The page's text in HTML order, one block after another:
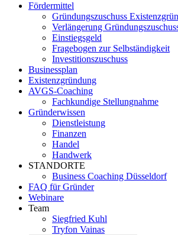
Fördermittel
Gründungszuschuss
Verlängerung
Einstiegsgeld
Fragebogen zur Selbständigkeit
Investitionszuschuss
Businessplan
Existenzgründung
AVGS-Coaching
Fachkundige Stellungnahme
Gründerwissen
Dienstleistung
Finanzen
Handel
Handwerk
STANDORTE
Business Coaching Düsseldorf
FAQ für Gründer
Webinare
Team
Siegfried Kuhl
Tryfon Vainas